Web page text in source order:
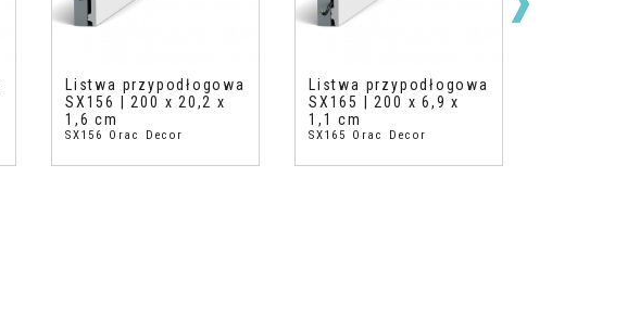
Listwa przypodłogowa
SX156 | 200 x 20,2 x
1,6 cm
SX156 Orac Decor
Listwa przypodłogowa
SX165 | 200 x 6,9 x
1,1 cm
SX165 Orac Decor